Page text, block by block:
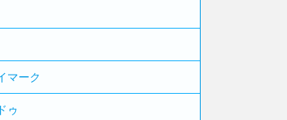
マーク
ゥ